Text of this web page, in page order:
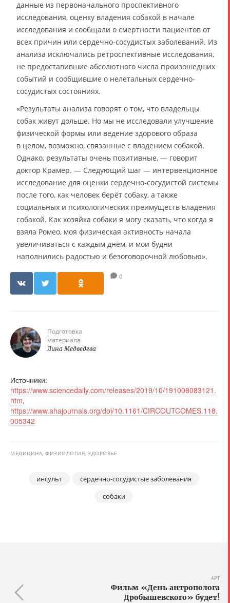
данные из первоначального проспективного
исследования, оценку владения собакой в начале
исследования и сообщали о смертности пациентов от
всех причин или сердечно-сосудистых заболеваний. Из
анализа исключались ретроспективные исследования,
не предоставившие абсолютного числа произошедших
событий и сообщившие о нелетальных сердечно-
сосудистых состояниях.
«Результаты анализа говорят о том, что владельцы
собак живут дольше. Но мы не исследовали улучшение
физической формы или ведение здорового образа
в целом, возможно, связанные с владением собакой.
Однако, результаты очень позитивные, — говорит
доктор Крамер. — Следующий шаг — интервенционное
исследование для оценки сердечно-сосудистой системы
после того, как человек берёт собаку, а также
социальных и психологических преимуществ владения
собакой. Как хозяйка собаки я могу сказать, что когда я
взяла Ромео, моя физическая активность начала
увеличиваться с каждым днём, и мои будни
наполнились радостью и безоговорочной любовью».
0
Подготовка
материала
Лина Медведева
Источники:
https://www.sciencedaily.com/releases/2019/10/191008083121.
htm,
https://www.ahajournals.org/doi/10.1161/CIRCOUTCOMES.118.
005342
МЕДИЦИНА, ФИЗИОЛОГИЯ, ЗДОРОВЬЕ
инсульт
сердечно-сосудистые заболевания
собаки
АРТ
Фильм «День антрополога
Дробышевского» будет!